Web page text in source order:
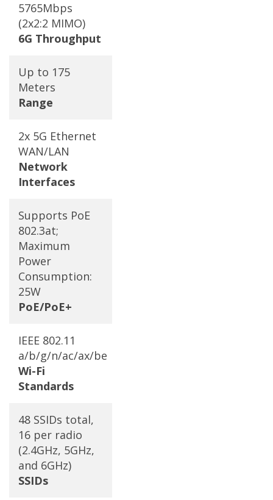
6G Throughput
5765Mbps
(2x2:2 MIMO)
Range
Up to 175
Meters
Network
Interfaces
2x 5G Ethernet
WAN/LAN
PoE/PoE+
Supports PoE
802.3at;
Maximum
Power
Consumption:
25W
Wi-Fi
Standards
IEEE 802.11
a/b/g/n/ac/ax/be
SSIDs
48 SSIDs total,
16 per radio
(2.4GHz, 5GHz,
and 6GHz)